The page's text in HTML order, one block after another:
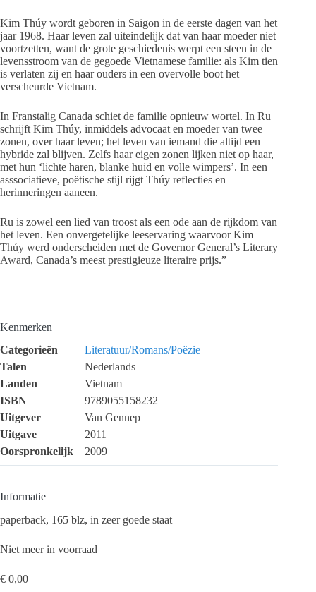
Kim Thúy wordt geboren in Saigon in de eerste dagen van het
jaar 1968. Haar leven zal uiteindelijk dat van haar moeder niet
voortzetten, want de grote geschiedenis werpt een steen in de
levensstroom van de gegoede Vietnamese familie: als Kim tien
is verlaten zij en haar ouders in een overvolle boot het
verscheurde Vietnam.
In Franstalig Canada schiet de familie opnieuw wortel. In Ru
schrijft Kim Thúy, inmiddels advocaat en moeder van twee
zonen, over haar leven; het leven van iemand die altijd een
hybride zal blijven. Zelfs haar eigen zonen lijken niet op haar,
met hun ‘lichte haren, blanke huid en volle wimpers’. In een
asssociatieve, poëtische stijl rijgt Thúy reflecties en
herinneringen aaneen.
Ru is zowel een lied van troost als een ode aan de rijkdom van
het leven. Een onvergetelijke leeservaring waarvoor Kim
Thúy werd onderscheiden met de Governor General’s Literary
Award, Canada’s meest prestigieuze literaire prijs.”
Kenmerken
Categorieën
Literatuur/Romans/Poëzie
Talen
Nederlands
Landen
Vietnam
ISBN
9789055158232
Uitgever
Van Gennep
Uitgave
2011
Oorspronkelijk
2009
Informatie
paperback, 165 blz, in zeer goede staat
Niet meer in voorraad
€ 0,00